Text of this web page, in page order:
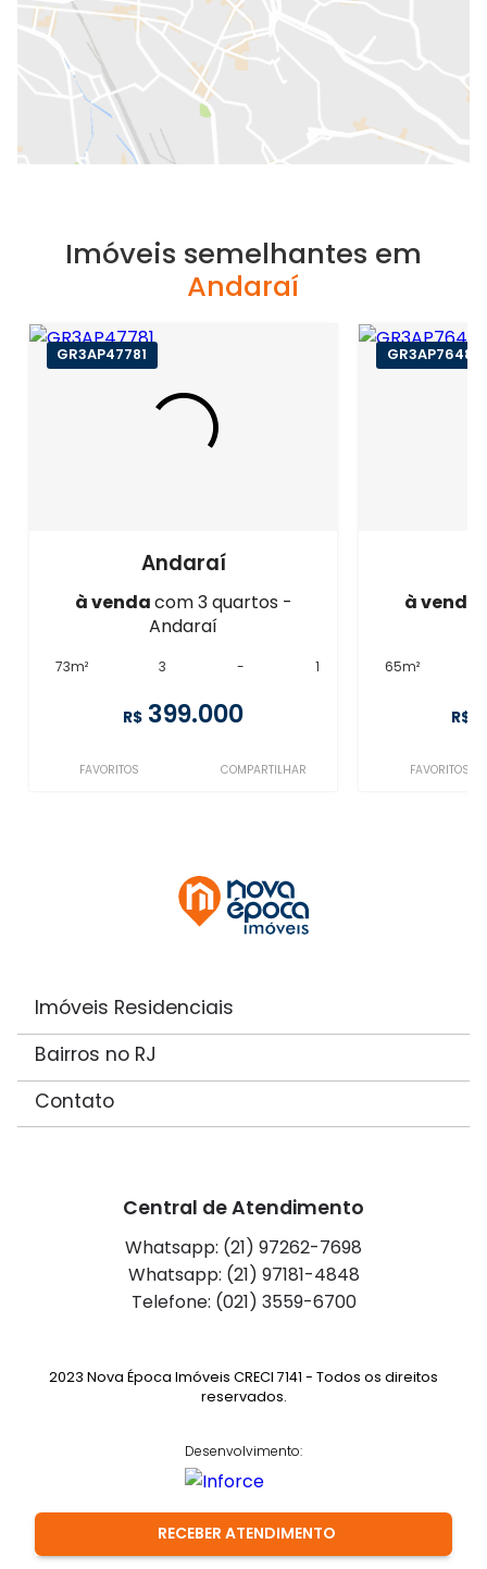
RECEBER ATENDIMENTO
Imóveis semelhantes em
Andaraí
GR3AP47781
Andaraí
à vendacom 3 quartos -
Andaraí
73m² 3 - 1
R$ 399.000
FAVORITOS COMPARTILHAR
GR3AP76481
à venda
65m²
R$
FAVORITOS
Imóveis Residenciais
Bairros no RJ
Contato
Central de Atendimento
Whatsapp: (21) 97262-7698
Whatsapp: (21) 97181-4848
Telefone: (021) 3559-6700
2023 Nova Época Imóveis CRECI 7141 - Todos os direitos
reservados.
Desenvolvimento: